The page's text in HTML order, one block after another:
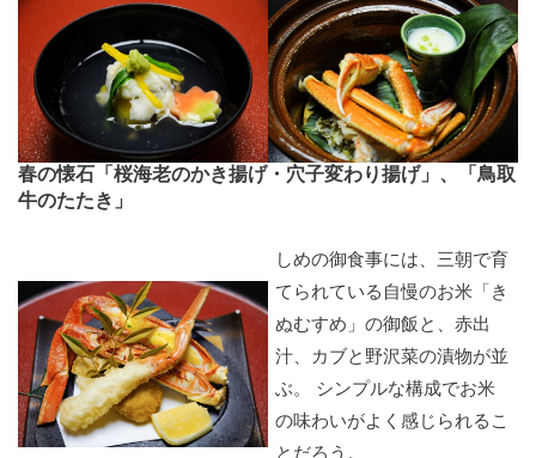
春の懐石「桜海老のかき揚げ・穴子変わり揚げ」、「鳥取
牛のたたき」
しめの御食事には、三朝で育
てられている自慢のお米「き
ぬむすめ」の御飯と、赤出
汁、カブと野沢菜の漬物が並
ぶ。 シンプルな構成でお米
の味わいがよく感じられるこ
とだろう。